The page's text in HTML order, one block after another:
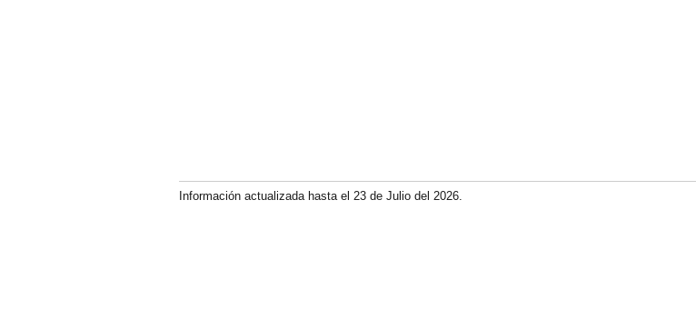
Información actualizada hasta el 23 de Julio del 2026.